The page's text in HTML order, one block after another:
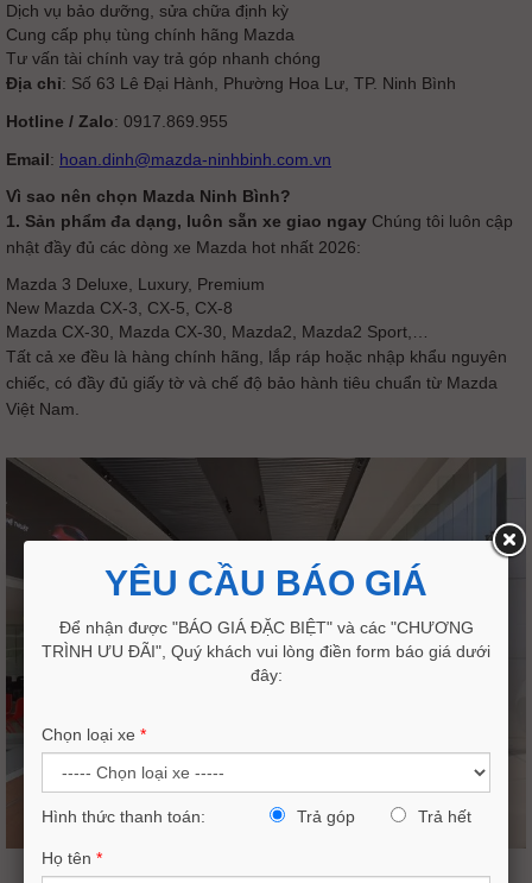
Dịch vụ bảo dưỡng, sửa chữa định kỳ
Cung cấp phụ tùng chính hãng Mazda
Tư vấn tài chính vay trả góp nhanh chóng
Địa chỉ: Số 63 Lê Đại Hành, Phường Hoa Lư, TP. Ninh Bình
Hotline / Zalo: 0917.869.955
Email: hoan.dinh@mazda-ninhbinh.com.vn
Vì sao nên chọn Mazda Ninh Bình?
1. Sản phẩm đa dạng, luôn sẵn xe giao ngay Chúng tôi luôn cập
nhật đầy đủ các dòng xe Mazda hot nhất 2026:
Mazda 3 Deluxe, Luxury, Premium
New Mazda CX-3, CX-5, CX-8
Mazda CX-30, Mazda CX-30, Mazda2, Mazda2 Sport,…
Tất cả xe đều là hàng chính hãng, lắp ráp hoặc nhập khẩu nguyên
chiếc, có đầy đủ giấy tờ và chế độ bảo hành tiêu chuẩn từ Mazda
Việt Nam.
YÊU CẦU BÁO GIÁ
Để nhận được "BÁO GIÁ ĐẶC BIỆT" và các "CHƯƠNG
TRÌNH ƯU ĐÃI", Quý khách vui lòng điền form báo giá dưới
đây:
Chọn loại xe *
Hình thức thanh toán: Trả góp Trả hết
Họ tên *